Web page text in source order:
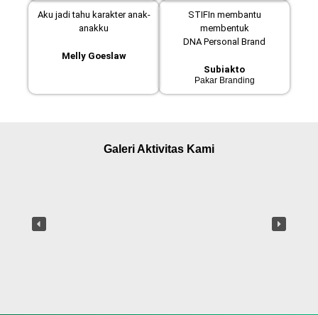
Aku jadi tahu karakter anak-
anakku
Melly Goeslaw
STIFIn membantu
membentuk
DNA Personal Brand
Subiakto
Pakar Branding
Galeri Aktivitas Kami